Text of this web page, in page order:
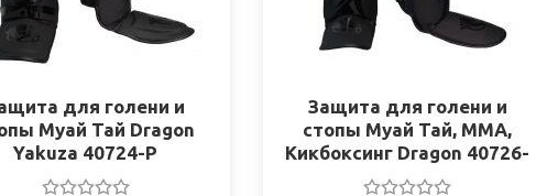
для голени и
Муай Тай Dragon
Yakuza 40724-P
Защита для голени и
стопы Муай Тай, ММА,
Кикбоксинг Dragon 40726-
P